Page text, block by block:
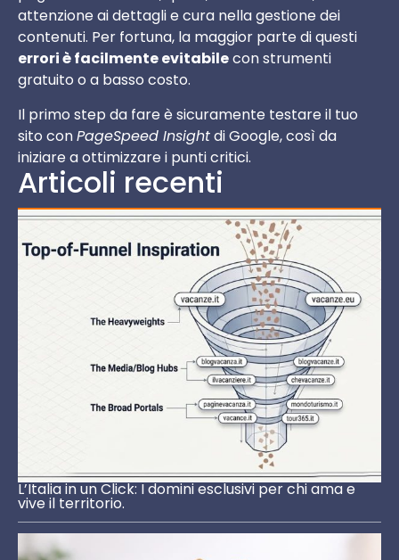
attenzione ai dettagli e cura nella gestione dei
contenuti. Per fortuna, la maggior parte di questi
errori è facilmente evitabilecon strumenti
gratuito o a basso costo.
Il primo step da fare è sicuramente testare il tuo
sito conPageSpeed Insightdi Google, così da
iniziare a ottimizzare i punti critici.
Articoli recenti
L’Italia in un Click: I domini esclusivi per chi ama e
vive il territorio.